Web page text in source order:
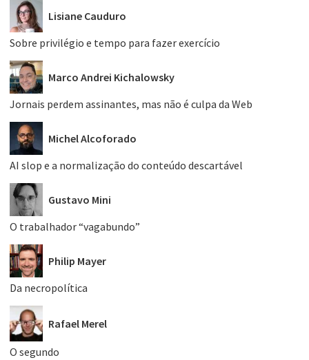
Lisiane Cauduro
Sobre privilégio e tempo para fazer exercício
Marco Andrei Kichalowsky
Jornais perdem assinantes, mas não é culpa da Web
Michel Alcoforado
AI slop e a normalização do conteúdo descartável
Gustavo Mini
O trabalhador “vagabundo”
Philip Mayer
Da necropolítica
Rafael Merel
O segundo